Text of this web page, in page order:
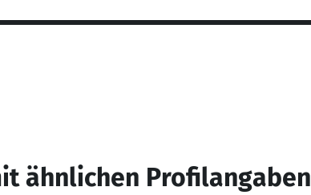
ähnlichen Profilangaben